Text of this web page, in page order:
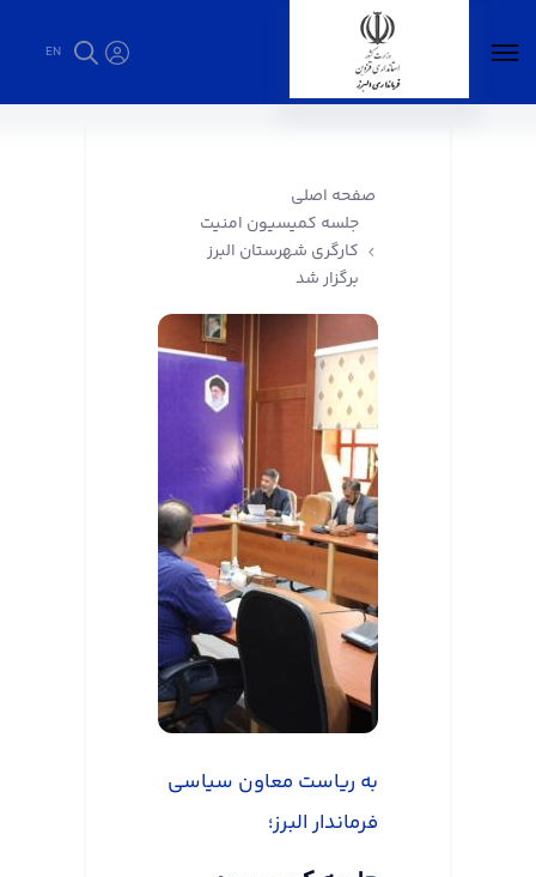
EN
صفحه اصلی
جلسه کمیسیون امنیت
کارگری شهرستان البرز
برگزار شد
به ریاست معاون سیاسی
فرماندار البرز؛